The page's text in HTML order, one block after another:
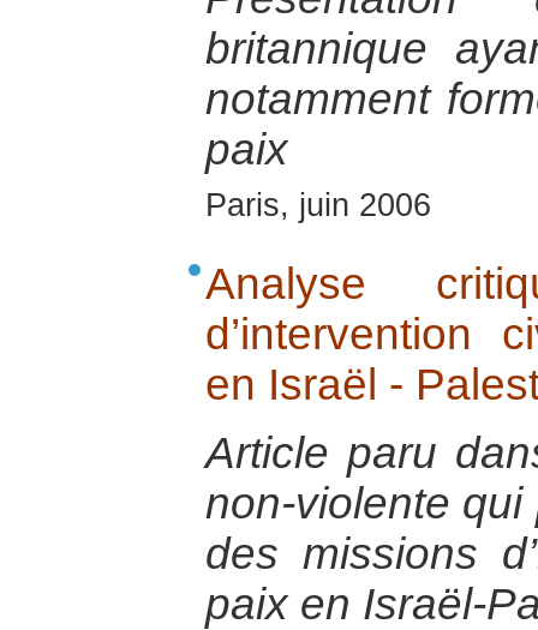
britannique
notamment
paix
Paris, juin 2006
Analyse
d’intervention
en Israël -
Article paru
non-violente
des missions
paix en Israël-